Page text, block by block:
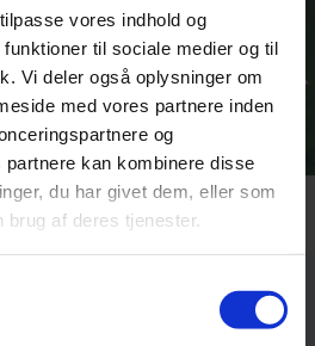
vores indhold og
til sociale medier og til
Vi deler også oplysninger om
med vores partnere inden
og
kan kombinere disse
du har givet dem, eller som
brug af deres tjenester.